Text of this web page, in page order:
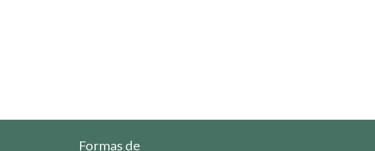
Formas de